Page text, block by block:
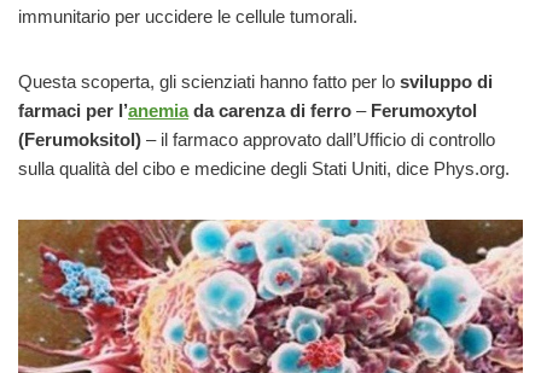
immunitario per uccidere le cellule tumorali.
Questa scoperta, gli scienziati hanno fatto per lo sviluppo di
farmaci per l’anemiada carenza di ferro – Ferumoxytol
(Ferumoksitol) – il farmaco approvato dall’Ufficio di controllo
sulla qualità del cibo e medicine degli Stati Uniti, dice Phys.org.